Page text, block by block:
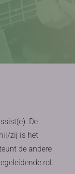
De
zij is het
de andere
rol.